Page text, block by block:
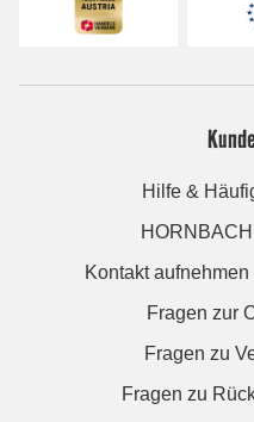
Hilfe &
Kontakt
Fragen zur
Fragen zu
Fragen zu